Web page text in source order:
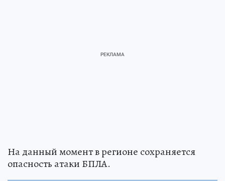
На данный момент в регионе сохраняется
опасность атаки БПЛА.